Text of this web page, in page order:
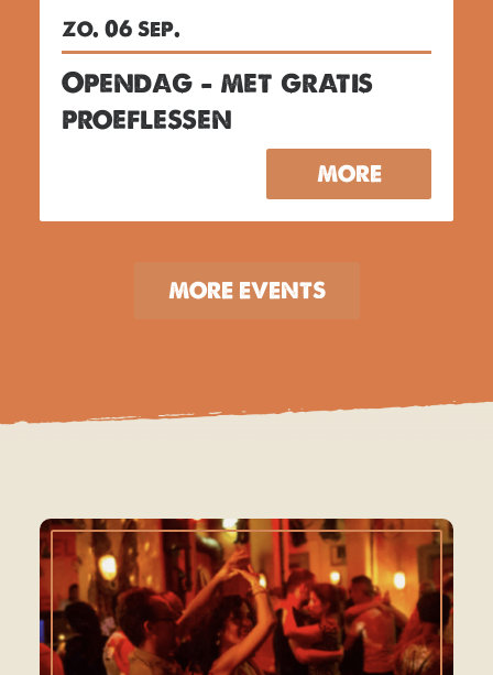
zo. 06 sep.
Opendag – met gratis
proeflessen
MORE
MORE EVENTS